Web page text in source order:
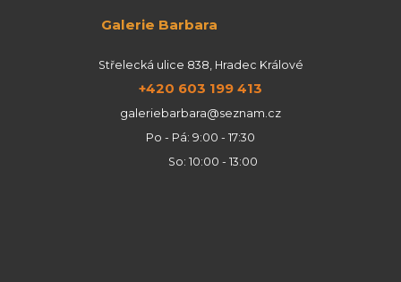
Galerie Barbara
Střelecká ulice 838, Hradec Králové
+420 603 199 413
galeriebarbara@seznam.cz
Po - Pá: 9:00 - 17:30
So: 10:00 - 13:00